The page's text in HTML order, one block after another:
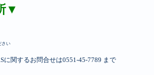
▼
さい
に関するお問合せは0551-45-7789 まで